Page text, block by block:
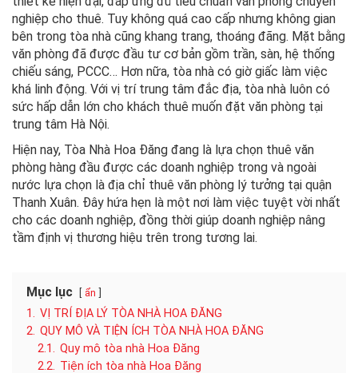
nghiệp cho thuê. Tuy không quá cao cấp nhưng không gian
bên trong tòa nhà cũng khang trang, thoáng đãng. Mặt bằng
văn phòng đã được đầu tư cơ bản gồm trần, sàn, hệ thống
chiếu sáng, PCCC… Hơn nữa, tòa nhà có giờ giấc làm việc
khá linh động. Với vị trí trung tâm đắc địa, tòa nhà luôn có
sức hấp dẫn lớn cho khách thuê muốn đặt văn phòng tại
trung tâm Hà Nội.
Hiện nay, Tòa Nhà Hoa Đăng đang là lựa chọn thuê văn
phòng hàng đầu được các doanh nghiệp trong và ngoài
nước lựa chọn là địa chỉ thuê văn phòng lý tưởng tại quận
Thanh Xuân. Đây hứa hẹn là một nơi làm việc tuyệt vời nhất
cho các doanh nghiệp, đồng thời giúp doanh nghiệp nâng
tầm định vị thương hiệu trên trong tương lai.
Mục lục ẩn
1. VỊ TRÍ ĐỊA LÝ TÒA NHÀ HOA ĐĂNG
2. QUY MÔ VÀ TIỆN ÍCH TÒA NHÀ HOA ĐĂNG
2.1. Quy mô tòa nhà Hoa Đăng
2.2. Tiện ích tòa nhà Hoa Đăng